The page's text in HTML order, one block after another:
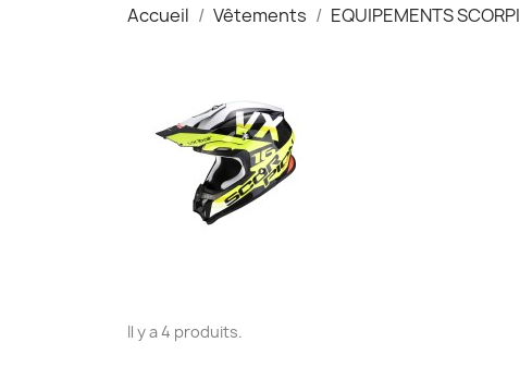
Accueil Vêtements EQUIPEMENTS
Il y a 4 produits.